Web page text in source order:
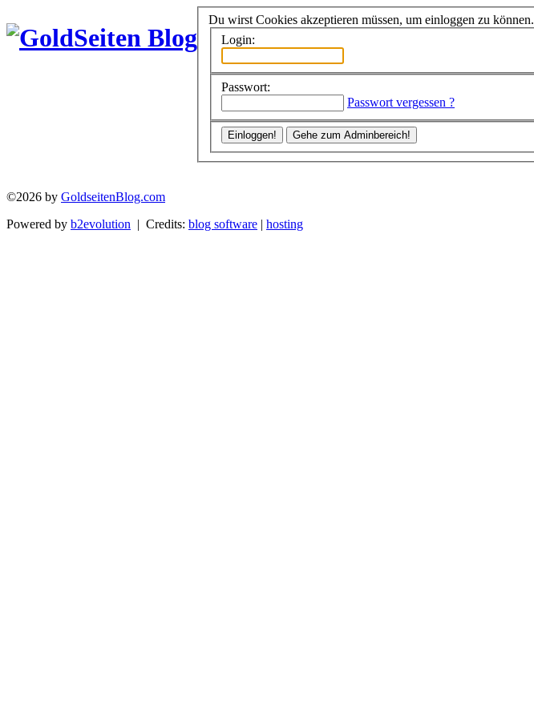
Du wirst Cookies akzeptieren müssen, um einloggen zu können.
Login:
Passwort:
Passwort vergessen ?
©2026 by GoldseitenBlog.com
Powered by b2evolution | Credits: blog software | hosting